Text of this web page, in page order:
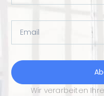
Wir verarbeiten